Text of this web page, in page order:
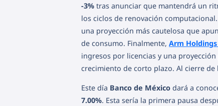
-3% tras anunciar que mantendrá un
los ciclos de renovación
una proyección más cautelosa que
de consumo. Finalmente, Arm Holdings
ingresos por licencias y una
crecimiento de corto plazo. Al cierre
Este día Banco de México dará a
7.00%. Esta sería la primera pausa